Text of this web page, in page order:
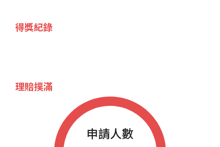
得獎紀錄
理賠撲滿
申請人數